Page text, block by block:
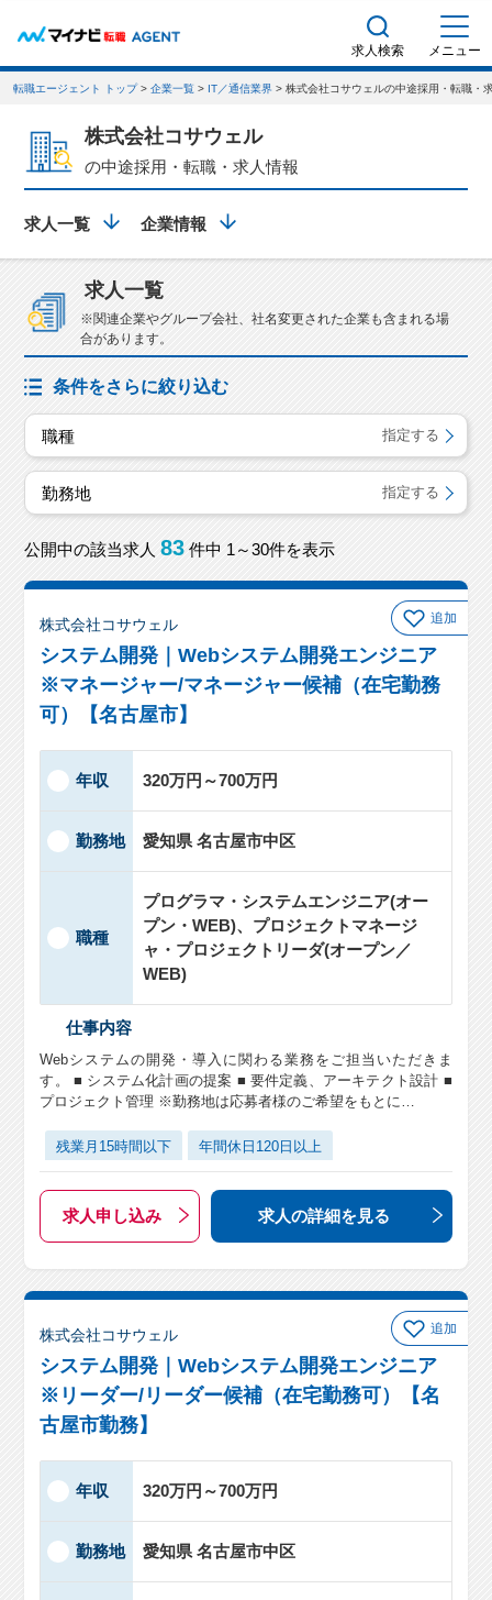
求人検索 メニュー
転職エージェント トップ> 企業一覧 > IT／通信業界 > 株式会社コサウェルの中途採用・転職・
株式会社コサウェル
の中途採用・転職・求人情報
求人一覧 企業情報
求人一覧
※関連企業やグループ会社、社名変更された企業も含まれる場
合があります。
条件をさらに絞り込む
職種 指定する
勤務地 指定する
公開中の該当求人 83 件中 1～30件を表示
追加
株式会社コサウェル
システム開発｜Webシステム開発エンジニア
※マネージャー/マネージャー候補（在宅勤務
可）【名古屋市】
年収 320万円～700万円
勤務地 愛知県 名古屋市中区
職種
プログラマ・システムエンジニア(オー
プン・WEB)、プロジェクトマネージ
ャ・プロジェクトリーダ(オープン／
WEB)
仕事内容
Webシステムの開発・導入に関わる業務をご担当いただきま
す。 ■ システム化計画の提案 ■ 要件定義、アーキテクト設計 ■
プロジェクト管理 ※勤務地は応募者様のご希望をもとに…
残業月15時間以下 年間休日120日以上
求人申し込み 求人の詳細を見る
追加
株式会社コサウェル
システム開発｜Webシステム開発エンジニア
※リーダー/リーダー候補（在宅勤務可）【名
古屋市勤務】
年収 320万円～700万円
勤務地 愛知県 名古屋市中区